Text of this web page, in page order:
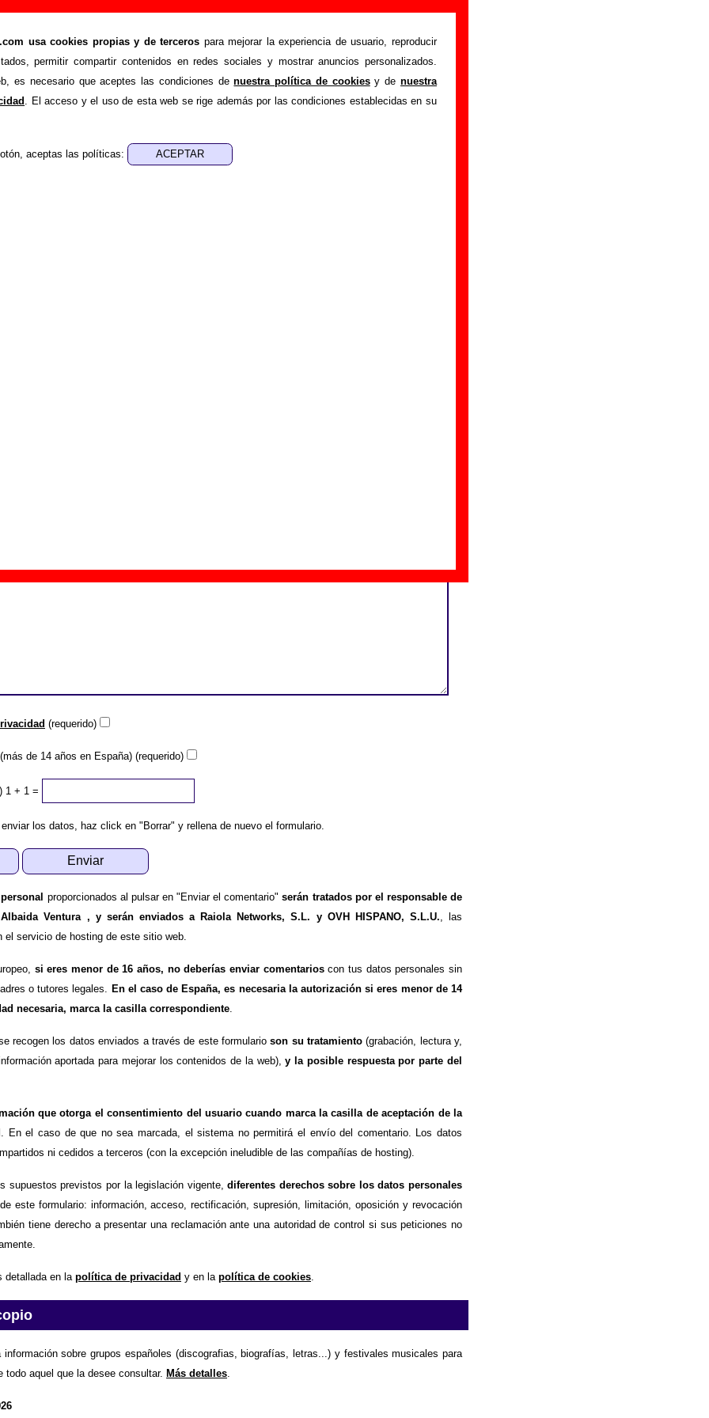
usa cookies propias y de terceros para mejorar la experiencia de usuario, reproducir
permitir compartir contenidos en redes sociales y mostrar anuncios personalizados.
es necesario que aceptes las condiciones denuestra política de cookiesy denuestra
. El acceso y el uso de esta web se rige además por las condiciones establecidas en su
aceptas las políticas:
o corregir información
>Añadir
adicional, puedes enviar nueva información o corregir la existente mediante el
o escribiendo un e-mail a guialven@musicoscopio.com.Gracias por tu
(requerido)
de 14 años en España) (requerido)
1 + 1 =
los datos, haz click en "Borrar" y rellena de nuevo el formulario.
proporcionados al pulsar en "Enviar el comentario"serán tratados por el responsable de
Ventura , y serán enviados a Raiola Networks, S.L. y OVH HISPANO, S.L.U. , las
el servicio de hosting de este sitio web.
si eres menor de 16 años, no deberías enviar comentarioscon tus datos personales sin
o tutores legales.
En el caso de España, es necesaria la autorización si eres menor de 14
necesaria, marca la casilla correspondiente
recogen los datos enviados a través de este formularioson su tratamiento(grabación, lectura y,
aportada para mejorar los contenidos de la web),y la posible respuesta por parte del
que otorga el consentimiento del usuario cuando marca la casilla de aceptación de la
. En el caso de que no sea marcada, el sistema no permitirá el envío del comentario. Los datos
ni cedidos a terceros (con la excepción ineludible de las compañías de hosting).
supuestos previstos por la legislación vigente,diferentes derechos sobre los datos personales
este formulario: información, acceso, rectificación, supresión, limitación, oposición y revocación
tiene derecho a presentar una reclamación ante una autoridad de control si sus peticiones no
detallada en la política de privacidad y en la política de cookies
información sobre grupos españoles (discografias, biografías, letras...) y festivales musicales para
todo aquel que la desee consultar. Más detalles.